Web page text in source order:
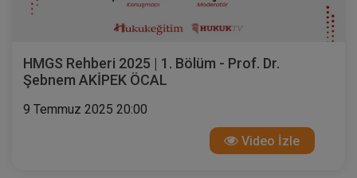
HMGS Rehberi 2025 | 1. Bölüm - Prof. Dr.
Şebnem AKİPEK ÖCAL
9 Temmuz 2025 20:00
Video İzle